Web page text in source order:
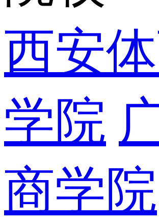
西安
学院
商学院